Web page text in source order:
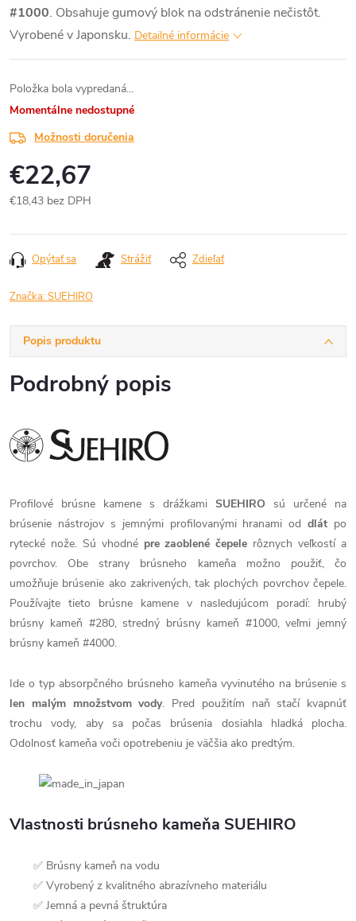
#1000. Obsahuje gumový blok na odstránenie nečistôt.
Vyrobené v Japonsku. Detailné informácie
Položka bola vypredaná…
Momentálne nedostupné
Možnosti doručenia
€22,67
€18,43 bez DPH
cena:
Opýtať sa Strážiť Zdieľať
Značka:SUEHIRO
Popis produktu
Podrobný popis
Profilové brúsne kamene s drážkami SUEHIRO sú určené na
brúsenie nástrojov s jemnými profilovanými hranami oddlát po
rytecké nože. Sú vhodné pre zaoblené čepele rôznych veľkostí a
povrchov. Obe strany brúsneho kameňa možno použiť, čo
umožňuje brúsenie ako zakrivených, tak plochých povrchov čepele.
Používajte tieto brúsne kamene v nasledujúcom poradí: hrubý
brúsny kameň #280, stredný brúsny kameň #1000, veľmi jemný
brúsny kameň #4000.
Ide o typ absorpčného brúsneho kameňa vyvinutého na brúsenie s
len malým množstvom vody. Pred použitím naň stačí kvapnúť
trochu vody, aby sa počas brúsenia dosiahla hladká plocha.
Odolnosť kameňa voči opotrebeniu je väčšia ako predtým.
Vlastnosti brúsneho kameňa SUEHIRO
✅ Brúsny kameň na vodu
✅ Vyrobený z kvalitného abrazívneho materiálu
✅ Jemná a pevná štruktúra